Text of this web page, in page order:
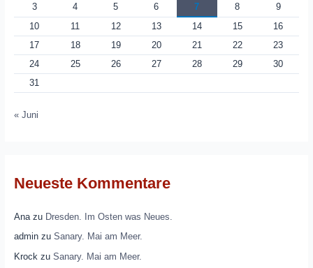
3
4 5 6 7 8
9
10
11 12 13 14 15
16
17
18 19 20 21 22
23
24
25 26 27 28 29
30
31
« Juni
Neueste Kommentare
Anazu Dresden. Im Osten was Neues.
adminzu Sanary. Mai am Meer.
Krockzu Sanary. Mai am Meer.